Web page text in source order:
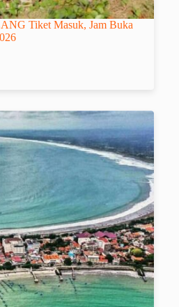
Tiket Masuk, Jam Buka